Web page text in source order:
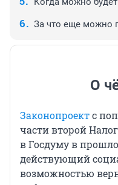
За что еще можно
О
Законопроектс
части второй
в Госдуму в
действующий
возможностью